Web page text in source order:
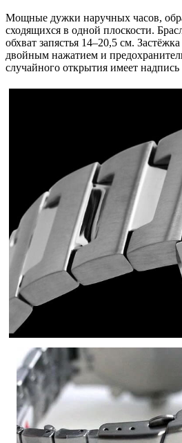
Мощные дужки наручных часов,
сходящихся в одной плоскости.
обхват запястья 14–20,5 см. Застёжка
двойным нажатием и
случайного открытия имеет